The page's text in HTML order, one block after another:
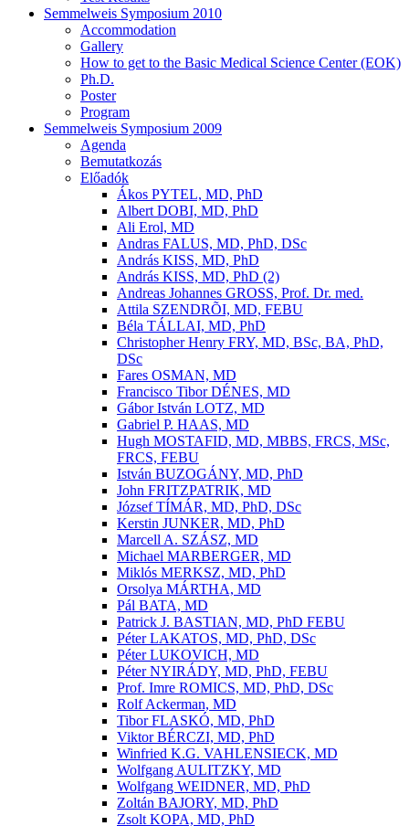
Semmelweis Symposium 2010
Accommodation
Gallery
How to get to the Basic Medical Science Center (EOK)
Ph.D.
Poster
Program
Semmelweis Symposium 2009
Agenda
Bemutatkozás
Előadók
Ákos PYTEL, MD, PhD
Albert DOBI, MD, PhD
Ali Erol, MD
Andras FALUS, MD, PhD, DSc
András KISS, MD, PhD
András KISS, MD, PhD (2)
Andreas Johannes GROSS, Prof. Dr. med.
Attila SZENDRÕI, MD, FEBU
Béla TÁLLAI, MD, PhD
Christopher Henry FRY, MD, BSc, BA, PhD,
DSc
Fares OSMAN, MD
Francisco Tibor DÉNES, MD
Gábor István LOTZ, MD
Gabriel P. HAAS, MD
Hugh MOSTAFID, MD, MBBS, FRCS, MSc,
FRCS, FEBU
István BUZOGÁNY, MD, PhD
John FRITZPATRIK, MD
József TÍMÁR, MD, PhD, DSc
Kerstin JUNKER, MD, PhD
Marcell A. SZÁSZ, MD
Michael MARBERGER, MD
Miklós MERKSZ, MD, PhD
Orsolya MÁRTHA, MD
Pál BATA, MD
Patrick J. BASTIAN, MD, PhD FEBU
Péter LAKATOS, MD, PhD, DSc
Péter LUKOVICH, MD
Péter NYIRÁDY, MD, PhD, FEBU
Prof. Imre ROMICS, MD, PhD, DSc
Rolf Ackerman, MD
Tibor FLASKÓ, MD, PhD
Viktor BÉRCZI, MD, PhD
Winfried K.G. VAHLENSIECK, MD
Wolfgang AULITZKY, MD
Wolfgang WEIDNER, MD, PhD
Zoltán BAJORY, MD, PhD
Zsolt KOPA, MD, PhD